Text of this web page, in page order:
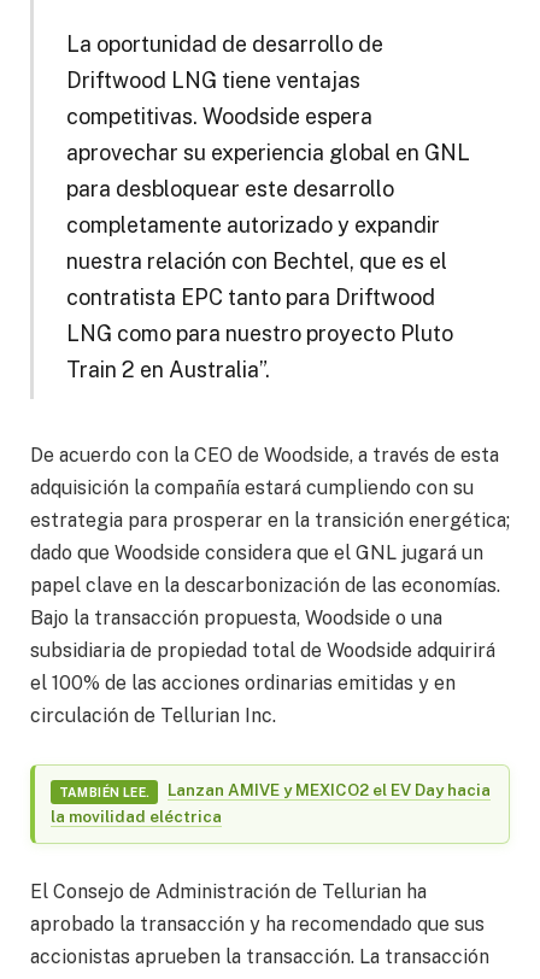
La oportunidad de desarrollo de
Driftwood LNG tiene ventajas
competitivas. Woodside espera
aprovechar su experiencia global en GNL
para desbloquear este desarrollo
completamente autorizado y expandir
nuestra relación con Bechtel, que es el
contratista EPC tanto para Driftwood
LNG como para nuestro proyecto Pluto
Train 2 en Australia”.
De acuerdo con la CEO de Woodside, a través de esta
adquisición la compañía estará cumpliendo con su
estrategia para prosperar en la transición energética;
dado que Woodside considera que el GNL jugará un
papel clave en la descarbonización de las economías.
Bajo la transacción propuesta, Woodside o una
subsidiaria de propiedad total de Woodside adquirirá
el 100% de las acciones ordinarias emitidas y en
circulación de Tellurian Inc.
TAMBIÉN LEE.
Lanzan AMIVE y MEXICO2 el EV Day hacia
la movilidad eléctrica
El Consejo de Administración de Tellurian ha
aprobado la transacción y ha recomendado que sus
accionistas aprueben la transacción. La transacción